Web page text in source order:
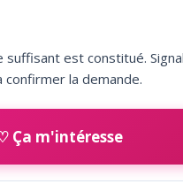
suffisant est constitué.
la demande.
Ça m'intéresse